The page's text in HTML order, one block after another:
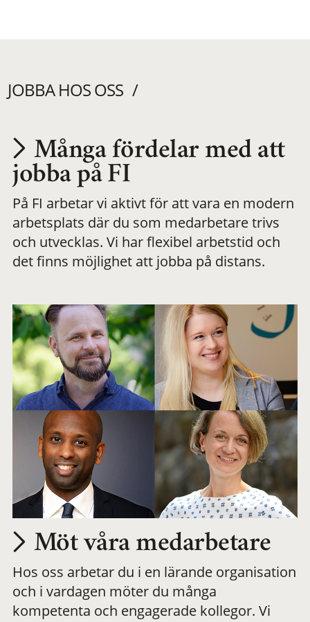
JOBBA HOS OSS
Utvecklas på en
meningsfull och
flexibel
Många fördelar med att
jobba på FI
På FI arbetar vi aktivt för att vara en modern
arbetsplats där du som medarbetare trivs
och utvecklas. Vi har flexibel arbetstid och
det finns möjlighet att jobba på distans.
Möt våra medarbetare
Hos oss arbetar du i en lärande organisation
och i vardagen möter du många
kompetenta och engagerade kollegor. Vi